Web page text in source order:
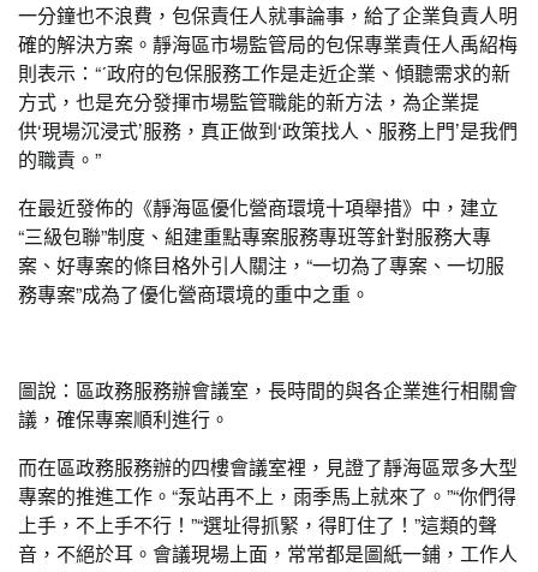
一分鐘也不浪費，包保責任人就事論事，給了企業負責人明
確的解決方案。靜海區市場監管局的包保專業責任人禹紹梅
則表示：“ˊ政府的包保服務工作是走近企業、傾聽需求的新
方式，也是充分發揮市場監管職能的新方法，為企業提
供‘現場沉浸式’服務，真正做到‘政策找人、服務上門’是我們
的職責。”
在最近發佈的《靜海區優化營商環境十項舉措》中，建立
“三級包聯”制度、組建重點專案服務專班等針對服務大專
案、好專案的條目格外引人關注，“一切為了專案、一切服
務專案”成為了優化營商環境的重中之重。
圖說：區政務服務辦會議室，長時間的與各企業進行相關會
議，確保專案順利進行。
而在區政務服務辦的四樓會議室裡，見證了靜海區眾多大型
專案的推進工作。“泵站再不上，雨季馬上就來了。”“你們得
上手，不上手不行！”“選址得抓緊，得盯住了！”這類的聲
音，不絕於耳。會議現場上面，常常都是圖紙一鋪，工作人